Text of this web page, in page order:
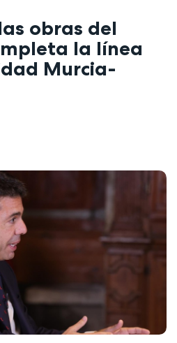
obras del
la línea
Murcia-